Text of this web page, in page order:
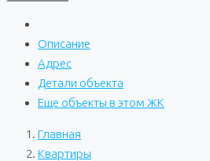
Описание
Адрес
Детали объекта
Еще объекты в этом ЖК
Главная
Квартиры